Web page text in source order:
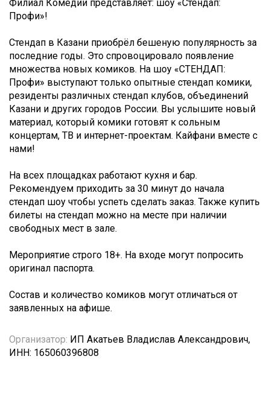
Филиал Комедии представляет: шоу «Стендап:
Профи»!
Стендап в Казани приобрёл бешеную популярность за
последние годы. Это спровоцировало появление
множества новых комиков. На шоу «СТЕНДАП:
Профи» выступают только опытные стендап комики,
резиденты различных стендап клубов, объединений
Казани и других городов России. Вы услышите новый
материал, который комики готовят к сольным
концертам, ТВ и интернет-проектам. Кайфани вместе с
нами!
На всех площадках работают кухня и бар.
Рекомендуем приходить за 30 минут до начала
стендап шоу чтобы успеть сделать заказ. Также купить
билеты на стендап можно на месте при наличии
свободных мест в зале.
Мероприятие строго 18+. На входе могут попросить
оригинал паспорта.
Состав и количество комиков могут отличаться от
заявленных на афише.
Организатор: ИП Акатьев Владислав Александрович,
ИНН: 165060396808